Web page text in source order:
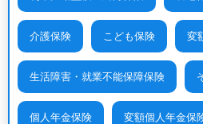
介護保険 こども保険 変
生活障害・就業不能保障保険
個人年金保険 変額個人年金保